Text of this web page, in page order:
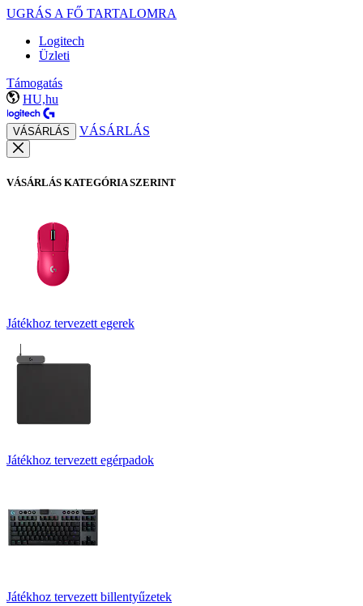
UGRÁS A FŐ TARTALOMRA
Logitech
Üzleti
Támogatás
HU,hu
VÁSÁRLÁS VÁSÁRLÁS
VÁSÁRLÁS KATEGÓRIA SZERINT
Játékhoz tervezett egerek
Játékhoz tervezett egérpadok
Játékhoz tervezett billentyűzetek